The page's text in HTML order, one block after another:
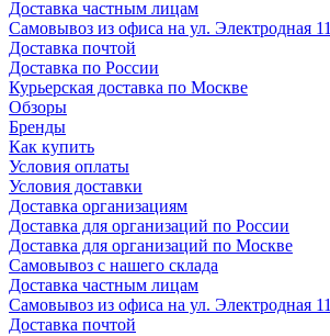
Доставка частным лицам
Самовывоз из офиса на ул. Электродная 11
Доставка почтой
Доставка по России
Курьерская доставка по Москве
Обзоры
Бренды
Как купить
Условия оплаты
Условия доставки
Доставка организациям
Доставка для организаций по России
Доставка для организаций по Москве
Самовывоз с нашего склада
Доставка частным лицам
Самовывоз из офиса на ул. Электродная 11
Доставка почтой